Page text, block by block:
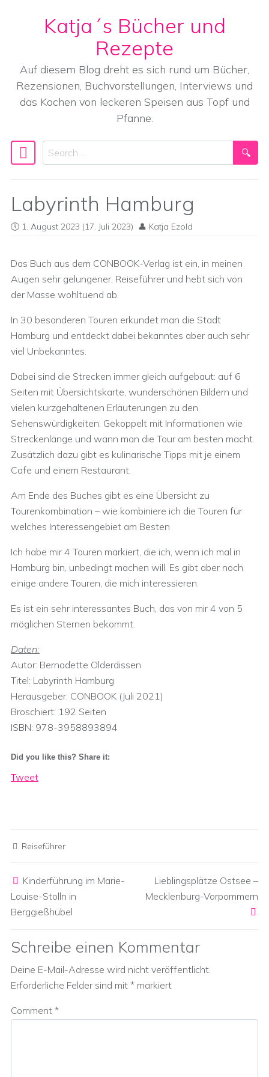
Skip to content
Katja´s Bücher und
Rezepte
Auf diesem Blog dreht es sich rund um Bücher,
Rezensionen, Buchvorstellungen, Interviews und
das Kochen von leckeren Speisen aus Topf und
Pfanne.
Main Navigation
Search
Labyrinth Hamburg
1. August 2023 (17. Juli 2023) Katja Ezold
Das Buch aus dem CONBOOK-Verlag ist ein, in meinen
Augen sehr gelungener, Reiseführer und hebt sich von
der Masse wohltuend ab.
In 30 besonderen Touren erkundet man die Stadt
Hamburg und entdeckt dabei bekanntes aber auch sehr
viel Unbekanntes.
Dabei sind die Strecken immer gleich aufgebaut: auf 6
Seiten mit Übersichtskarte, wunderschönen Bildern und
vielen kurzgehaltenen Erläuterungen zu den
Sehenswürdigkeiten. Gekoppelt mit Informationen wie
Streckenlänge und wann man die Tour am besten macht.
Zusätzlich dazu gibt es kulinarische Tipps mit je einem
Cafe und einem Restaurant.
Am Ende des Buches gibt es eine Übersicht zu
Tourenkombination – wie kombiniere ich die Touren für
welches Interessengebiet am Besten
Ich habe mir 4 Touren markiert, die ich, wenn ich mal in
Hamburg bin, unbedingt machen will. Es gibt aber noch
einige andere Touren, die mich interessieren.
Es ist ein sehr interessantes Buch, das von mir 4 von 5
möglichen Sternen bekommt.
Daten:
Autor: Bernadette Olderdissen
Titel: Labyrinth Hamburg
Herausgeber: CONBOOK (Juli 2021)
Broschiert:‎ 192 Seiten
ISBN:‎ 978-3958893894
Did you like this? Share it:
Tweet
Reiseführer
Kinderführung im Marie-
Louise-Stolln in
Berggießhübel
Lieblingsplätze Ostsee –
Mecklenburg-Vorpommern
Schreibe einen Kommentar
Deine E-Mail-Adresse wird nicht veröffentlicht.
Erforderliche Felder sind mit * markiert
Comment *